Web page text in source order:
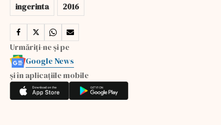
ingerinta
2016
Urmăriți-ne și pe
Google News
și în aplicațiile mobile